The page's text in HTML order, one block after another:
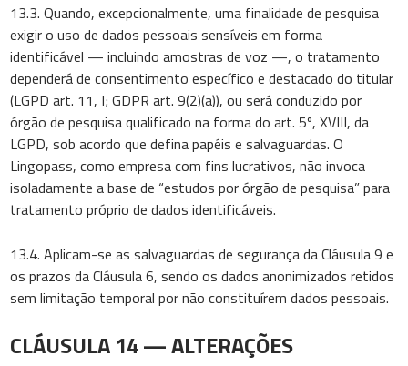
13.3. Quando, excepcionalmente, uma finalidade de pesquisa
exigir o uso de dados pessoais sensíveis em forma
identificável — incluindo amostras de voz —, o tratamento
dependerá de consentimento específico e destacado do titular
(LGPD art. 11, I; GDPR art. 9(2)(a)), ou será conduzido por
órgão de pesquisa qualificado na forma do art. 5º, XVIII, da
LGPD, sob acordo que defina papéis e salvaguardas. O
Lingopass, como empresa com fins lucrativos, não invoca
isoladamente a base de “estudos por órgão de pesquisa” para
tratamento próprio de dados identificáveis.
13.4. Aplicam-se as salvaguardas de segurança da Cláusula 9 e
os prazos da Cláusula 6, sendo os dados anonimizados retidos
sem limitação temporal por não constituírem dados pessoais.
CLÁUSULA 14 — ALTERAÇÕES